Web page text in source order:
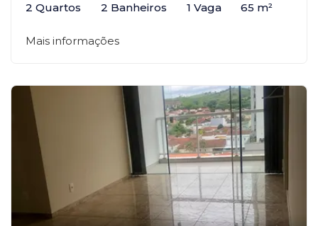
2 Quartos 2 Banheiros 1 Vaga 65 m²
Mais informações